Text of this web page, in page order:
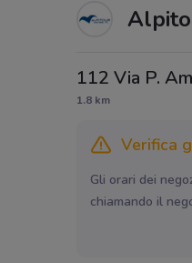
112 Via P.
1.8 km
Verifica
Gli orari dei
chiamando il